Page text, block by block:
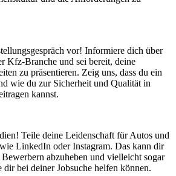
vor! Informiere dich über
Kfz-Branche und sei bereit, deine
zu präsentieren. Zeig uns, dass du ein
wie du zur Sicherheit und Qualität in
kannst.
Teile deine Leidenschaft für Autos und
LinkedIn oder Instagram. Das kann dir
abzuheben und vielleicht sogar
bei deiner Jobsuche helfen können.